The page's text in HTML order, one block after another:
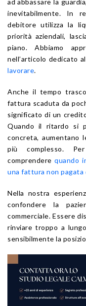
ad abbassare la
inevitabilmente. In
debitore utilizza la
priorità aziendali,
piano. Abbiamo
nell’articolo dedicato al
lavorare.
Anche il tempo
fattura scaduta da
significato di un
Quando il ritardo si
concreta, aumentano
più complesso.
comprenderequando
una fattura non pagata
Nella nostra
confondere la
commerciale. Essere
rinviare troppo a
sensibilmente la